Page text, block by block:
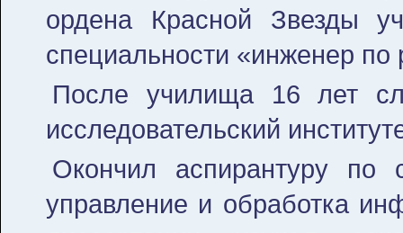
ордена Красной Звезды
специальности «инженер по
После училища 16 лет
исследовательский
Окончил аспирантуру по
управление и обработка